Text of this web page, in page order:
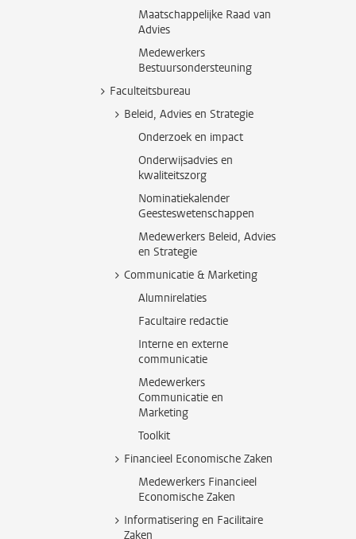
Maatschappelijke Raad van
Advies
Medewerkers
Bestuursondersteuning
Faculteitsbureau
Beleid, Advies en Strategie
Onderzoek en impact
Onderwijsadvies en
kwaliteitszorg
Nominatiekalender
Geesteswetenschappen
Medewerkers Beleid, Advies
en Strategie
Communicatie & Marketing
Alumnirelaties
Facultaire redactie
Interne en externe
communicatie
Medewerkers
Communicatie en
Marketing
Toolkit
Financieel Economische Zaken
Medewerkers Financieel
Economische Zaken
Informatisering en Facilitaire
Zaken